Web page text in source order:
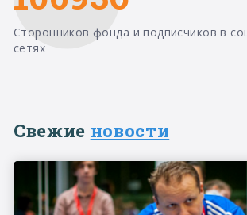
Сторонников фонда и подписчиков в
сетях
Свежие новости